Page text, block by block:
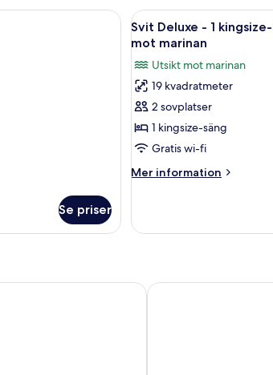
- icke-rökare | Gratis wi-fi och sängkläder
Se priser
Öppna
alla
för
Svit
Deluxe
-
1
kingsize-
säng
icke-
rökare
mot
4
Svit Deluxe - 1
mot marinan
Utsikt mot marinan
19 kvadratmeter
2 sovplatser
1 kingsize-säng
Gratis wi-fi
Mer information
Mer
Deluxe
säng
- Key West Historic InnsSouthernmost